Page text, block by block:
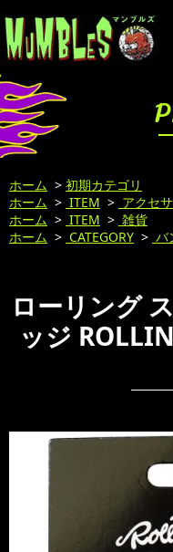
ホーム > 初期カテゴリ
ホーム > ITEM > アクセ
ホーム > ITEM > 雑貨
ホーム > CATEGORY > バ
ローリング
ッジ